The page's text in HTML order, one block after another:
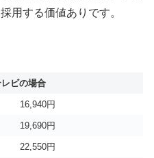
用する価値ありです。
ビの場合
16,940円
19,690円
22,550円